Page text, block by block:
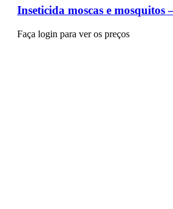
Inseticida moscas e mosquitos
Faça login para ver os preços